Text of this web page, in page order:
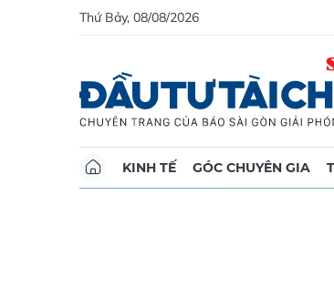
Thứ Bảy, 08/08/2026
KINH TẾ GÓC CHUYÊN GIA